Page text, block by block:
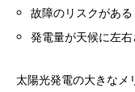
故障のリスクがある
発電量が天候に左
太陽光発電の大きなメ